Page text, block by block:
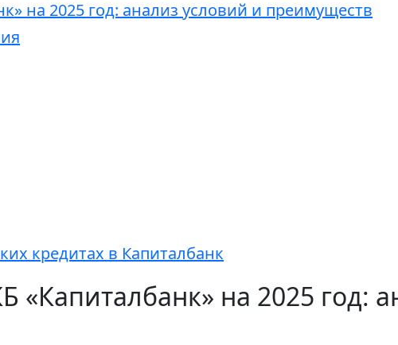
на 2025 год: анализ условий и преимуществ
кредитах в Капиталбанк
«Капиталбанк» на 2025 год: